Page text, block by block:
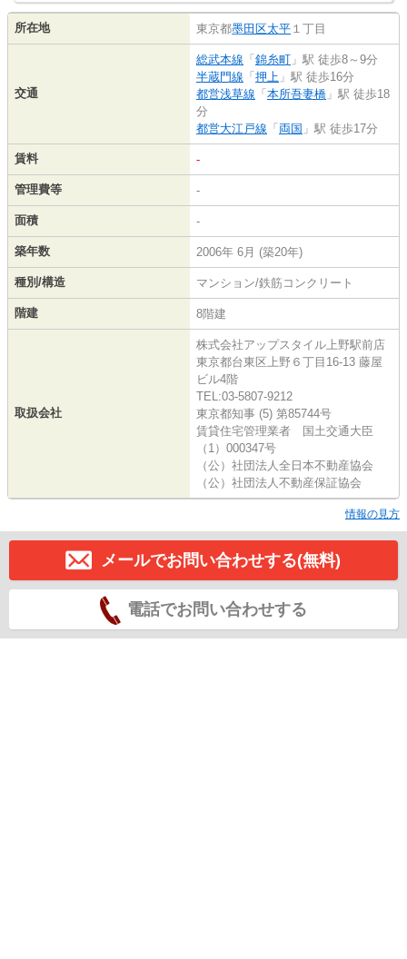
所在地 東京都墨田区太平 １丁目
交通
総武本線 「 錦糸町 」駅 徒歩8～9分
半蔵門線 「 押上 」駅 徒歩16分
都営浅草線 「 本所吾妻橋 」駅 徒歩18
分
都営大江戸線 「 両国 」駅 徒歩17分
賃料 -
管理費等 -
面積 -
築年数 2006年 6月 (築20年)
種別/構造 マンション/鉄筋コンクリート
階建 8階建
取扱会社
株式会社アップスタイル上野駅前店
東京都台東区上野６丁目16-13 藤屋
ビル4階
TEL:03-5807-9212
東京都知事 (5) 第85744号
賃貸住宅管理業者 国土交通大臣
（1）000347号
（公）社団法人全日本不動産協会
（公）社団法人不動産保証協会
情報の見方
メールでお問い合わせする(無料)
電話でお問い合わせする